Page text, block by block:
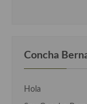
Cocina Holandesa
Concha
Hola